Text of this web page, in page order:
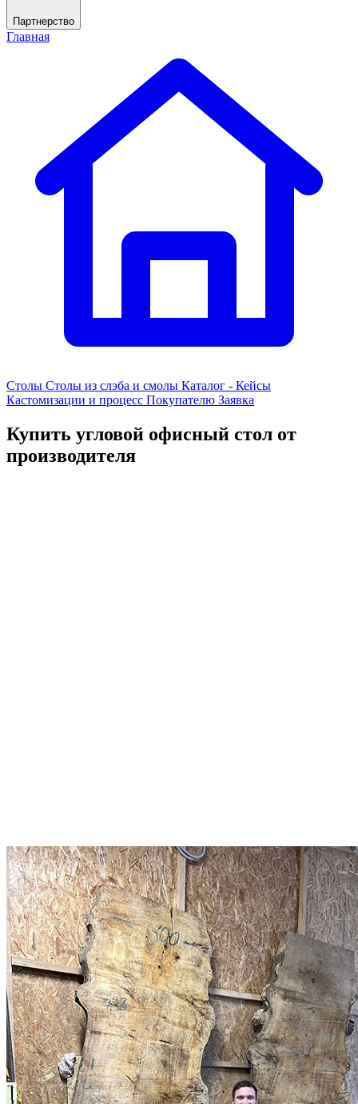
Партнерство
Главная
Столы Столы из слэба и смолы Каталог - Кейсы
Кастомизации и процесс Покупателю Заявка
Купить угловой офисный стол от
производителя